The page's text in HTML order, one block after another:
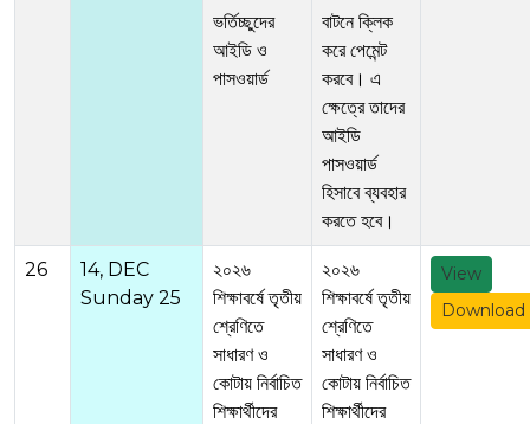
ভর্তিচ্ছুদের
আইডি ও
পাসওয়ার্ড
বাটনে ক্লিক
করে পেমেন্ট
করবে। এ
ক্ষেত্রে তাদের
আইডি
পাসওয়ার্ড
হিসাবে ব্যবহার
করতে হবে।
26
14, DEC
Sunday 25
২০২৬
শিক্ষাবর্ষে তৃতীয়
শ্রেণিতে
সাধারণ ও
কোটায় নির্বাচিত
শিক্ষার্থীদের
২০২৬
শিক্ষাবর্ষে তৃতীয়
শ্রেণিতে
সাধারণ ও
কোটায় নির্বাচিত
শিক্ষার্থীদের
View
Download